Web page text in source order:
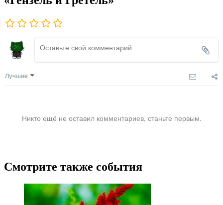
Лучшие
Никто ещё не оставил комментариев, станьте первым.
Смотрите также события